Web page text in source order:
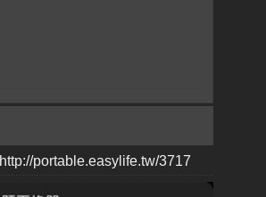
http://portable.easylife.tw/3717